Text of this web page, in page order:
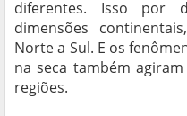
diferentes. Isso por
dimensões
Norte a Sul. E os
na seca também
regiões.